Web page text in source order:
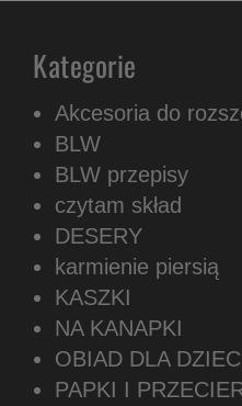
Kategorie
Akcesoria do
BLW
BLW przepisy
czytam skład
DESERY
karmienie piersią
KASZKI
NA KANAPKI
OBIAD DLA
PAPKI I